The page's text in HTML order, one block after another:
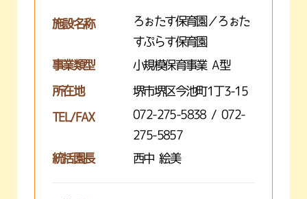
施設名称
ろぉたす保育園／ろぉた
すぷらす保育園
事業類型
小規模保育事業 A型
所在地 堺市堺区今池町1丁3-15
TEL/FAX
072-275-5838 / 072-
275-5857
統括園長
西中 絵美